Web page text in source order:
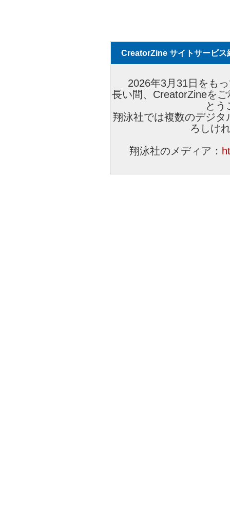
CreatorZine サイトサービス
2026年3月31日をも
長い間、CreatorZineを
とう
翔泳社では複数のデジ
ろしけ
翔泳社のメディア：